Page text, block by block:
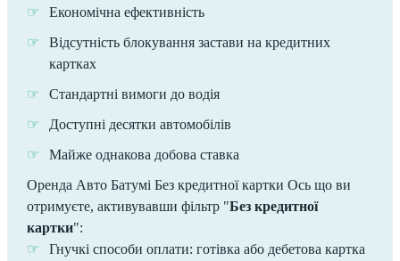
Економічна ефективність
Відсутність блокування застави на кредитних
картках
Стандартні вимоги до водія
Доступні десятки автомобілів
Майже однакова добова ставка
Оренда Авто Батумі Без кредитної картки Ось що ви
отримуєте, активувавши фільтр "Без кредитної
картки":
Гнучкі способи оплати: готівка або дебетова картка